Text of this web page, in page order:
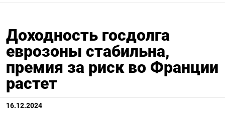
Доходность госдолга
еврозоны стабильна,
премия за риск во Франции
растет
16.12.2024